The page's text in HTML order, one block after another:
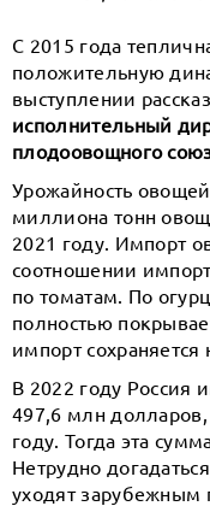
С 2015 года
положительную
выступлении
исполнительный
плодоовощного
Урожайность
миллиона тонн
2021 году. Импорт
соотношении
по томатам. По
полностью
импорт сохраняется
В 2022 году Россия
497,6 млн
году. Тогда эта
Нетрудно
уходят зарубежным